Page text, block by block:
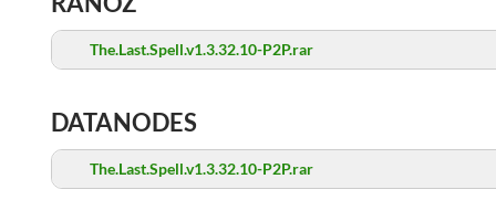
The.Last.Spell.v1.3.32.10-P2P.rar
DATANODES
The.Last.Spell.v1.3.32.10-P2P.rar